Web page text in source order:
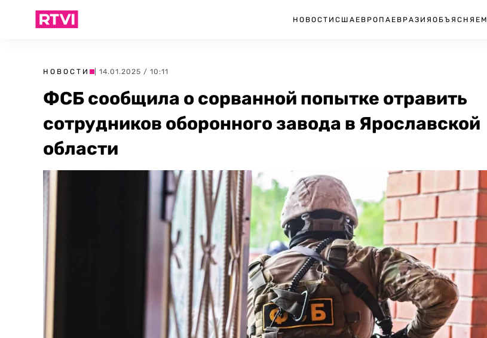
НОВОСТИ США ЕВРОПА ЕВРАЗИЯ ОБЪЯСНЯЕМ
НОВОСТИ | 14.01.2025 / 10:11
ФСБ сообщила о сорванной попытке отравить
сотрудников оборонного завода в Ярославской
области